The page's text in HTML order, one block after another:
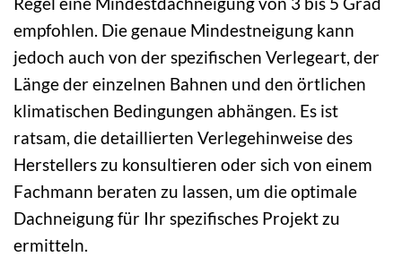
empfohlen. Die genaue Mindestneigung kann
jedoch auch von der spezifischen Verlegeart, der
Länge der einzelnen Bahnen und den örtlichen
klimatischen Bedingungen abhängen. Es ist
ratsam, die detaillierten Verlegehinweise des
Herstellers zu konsultieren oder sich von einem
Fachmann beraten zu lassen, um die optimale
Dachneigung für Ihr spezifisches Projekt zu
ermitteln.